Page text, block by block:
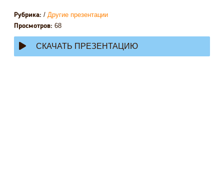
Рубрика: / Другие презентации
Просмотров: 68
СКАЧАТЬ ПРЕЗЕНТАЦИЮ